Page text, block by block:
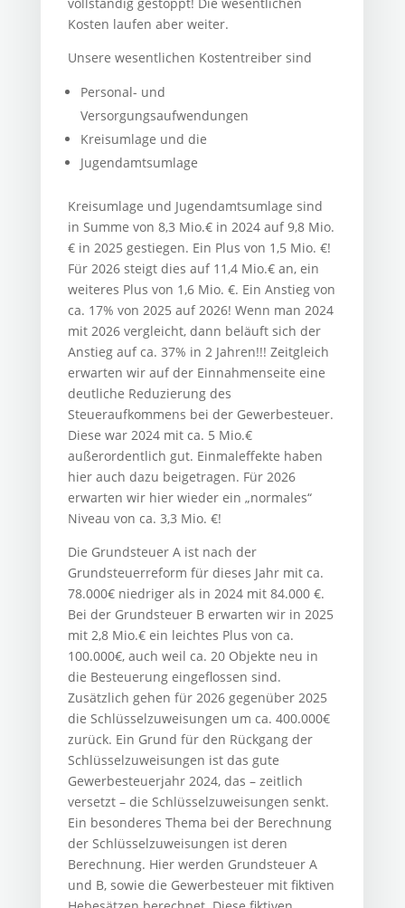
Kosten laufen aber weiter.
Unsere wesentlichen Kostentreiber sind
Personal- und
Versorgungsaufwendungen
Kreisumlage und die
Jugendamtsumlage
Kreisumlage und Jugendamtsumlage sind
in Summe von 8,3 Mio.€ in 2024 auf 9,8 Mio.
€ in 2025 gestiegen. Ein Plus von 1,5 Mio. €!
Für 2026 steigt dies auf 11,4 Mio.€ an, ein
weiteres Plus von 1,6 Mio. €. Ein Anstieg von
ca. 17% von 2025 auf 2026! Wenn man 2024
mit 2026 vergleicht, dann beläuft sich der
Anstieg auf ca. 37% in 2 Jahren!!! Zeitgleich
erwarten wir auf der Einnahmenseite eine
deutliche Reduzierung des
Steueraufkommens bei der Gewerbesteuer.
Diese war 2024 mit ca. 5 Mio.€
außerordentlich gut. Einmaleffekte haben
hier auch dazu beigetragen. Für 2026
erwarten wir hier wieder ein „normales“
Niveau von ca. 3,3 Mio. €!
Die Grundsteuer A ist nach der
Grundsteuerreform für dieses Jahr mit ca.
78.000€ niedriger als in 2024 mit 84.000 €.
Bei der Grundsteuer B erwarten wir in 2025
mit 2,8 Mio.€ ein leichtes Plus von ca.
100.000€, auch weil ca. 20 Objekte neu in
die Besteuerung eingeflossen sind.
Zusätzlich gehen für 2026 gegenüber 2025
die Schlüsselzuweisungen um ca. 400.000€
zurück. Ein Grund für den Rückgang der
Schlüsselzuweisungen ist das gute
Gewerbesteuerjahr 2024, das – zeitlich
versetzt – die Schlüsselzuweisungen senkt.
Ein besonderes Thema bei der Berechnung
der Schlüsselzuweisungen ist deren
Berechnung. Hier werden Grundsteuer A
und B, sowie die Gewerbesteuer mit fiktiven